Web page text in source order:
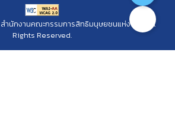
ำนักงานคณะกรรมการสิทธิมนุษยชนแห่งชาติ. All
Rights Reserved.